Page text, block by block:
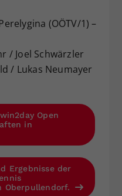
(OÖTV/1) –
/ Joel Schwärzler
/ Lukas Neumayer
Open
in
Ergebnisse der
Oberpullendorf.